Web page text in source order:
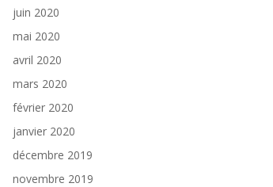
juin 2020
mai 2020
avril 2020
mars 2020
février 2020
janvier 2020
décembre 2019
novembre 2019